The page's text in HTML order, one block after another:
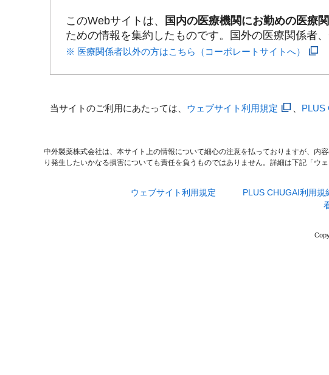
このWebサイトは、 国内の医療機関にお勤めの医療
ための情報を集約したものです。国外の医療関係者
※ 医療関係者以外の方はこちら（コーポレートサイトへ）
当サイトのご利用にあたっては、 ウェブサイト利用規定 PLUS
中外製薬株式会社は、本サイト上の情報について細心の注意を払っておりますが、内
り発生したいかなる損害についても責任を負うものではありません。詳細は下記「ウ
ウェブサイト利用規定 PLUS CHUGAI利用規